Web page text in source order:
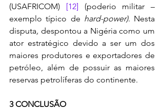
(USAFRICOM) [12] (poderio militar –
exemplo típico de hard-power). Nesta
disputa, despontou a Nigéria como um
ator estratégico devido a ser um dos
maiores produtores e exportadores de
petróleo, além de possuir as maiores
reservas petrolíferas do continente.
3 CONCLUSÃO